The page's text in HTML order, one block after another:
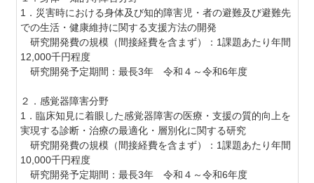
1． 災害時における身体及び知的障害児・者の避難及び避難先
での生活・健康維持に関する支援方法の開発
研究開発費の規模（間接経費を含まず）：1課題あたり年間
12,000千円程度
研究開発予定期間：最長3年 令和４～令和6年度
２．感覚器障害分野
1．臨床知見に着眼した感覚器障害の医療・支援の質的向上を
実現する診断・治療の最適化・層別化に関する研究
研究開発費の規模（間接経費を含まず）：1課題あたり年間
10,000千円程度
研究開発予定期間：最長3年 令和４～令和6年度